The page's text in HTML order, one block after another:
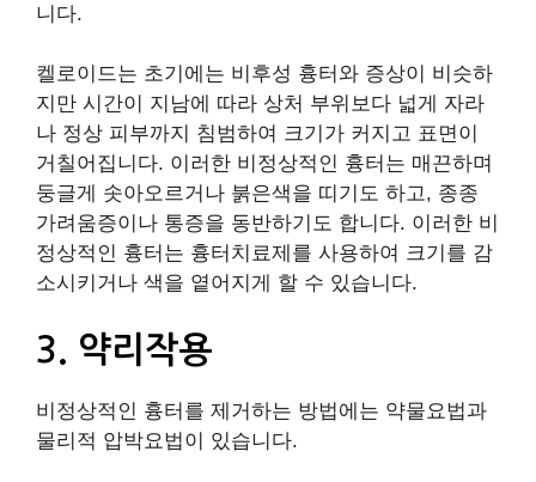
니다.
켈로이드는 초기에는 비후성 흉터와 증상이 비슷하
지만 시간이 지남에 따라 상처 부위보다 넓게 자라
나 정상 피부까지 침범하여 크기가 커지고 표면이
거칠어집니다. 이러한 비정상적인 흉터는 매끈하며
둥글게 솟아오르거나 붉은색을 띠기도 하고, 종종
가려움증이나 통증을 동반하기도 합니다. 이러한 비
정상적인 흉터는 흉터치료제를 사용하여 크기를 감
소시키거나 색을 옅어지게 할 수 있습니다.
3. 약리작용
비정상적인 흉터를 제거하는 방법에는 약물요법과
물리적 압박요법이 있습니다.